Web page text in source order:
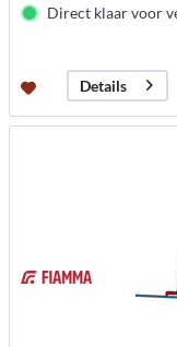
Direct klaar voor
Details